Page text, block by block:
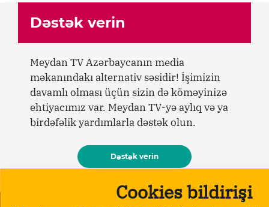
Cookies bildirişi
Dəstək verin
Meydan TV Azərbaycanın media
məkanındakı alternativ səsidir! İşimizin
davamlı olması üçün sizin də köməyinizə
ehtiyacımız var. Meydan TV-yə aylıq və ya
birdəfəlik yardımlarla dəstək olun.
Dəstək verin